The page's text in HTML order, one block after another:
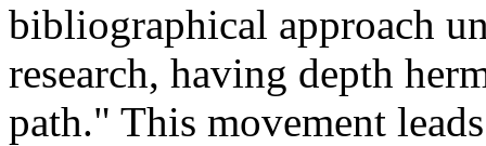
bibliographical approach
research, having depth
path." This movement